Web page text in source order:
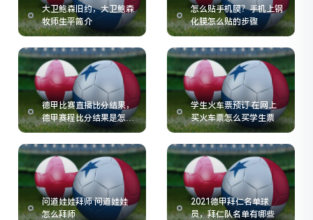
大卫鲍森旧约，大卫鲍森
牧师生平简介
怎么贴手机膜？手机上钢
化膜怎么贴的步骤
德甲比赛直播比分结果，
德甲赛程比分结果是怎么
样的
学生火车票预订 在网上
买火车票怎么买学生票
问道娃娃拜师 问道娃娃
怎么拜师
2021德甲拜仁名单球
员，拜仁队名单有哪些